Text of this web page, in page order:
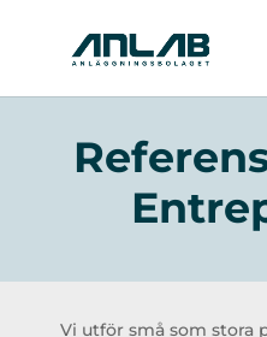
Vi utför små som stora